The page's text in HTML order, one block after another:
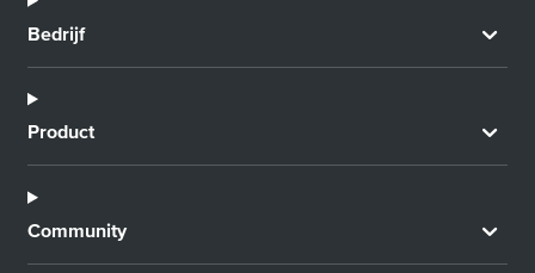
Bedrijf
Product
Community